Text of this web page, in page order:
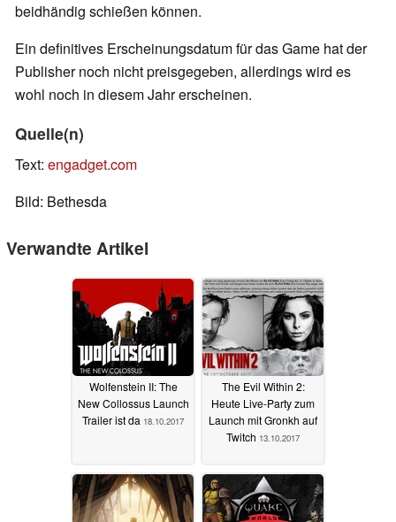
beidhändig schießen können.
Ein definitives Erscheinungsdatum für das Game hat der
Publisher noch nicht preisgegeben, allerdings wird es
wohl noch in diesem Jahr erscheinen.
Quelle(n)
Text: engadget.com
Bild: Bethesda
Verwandte Artikel
Wolfenstein II: The
New Collossus Launch
Trailer ist da 18.10.2017
The Evil Within 2:
Heute Live-Party zum
Launch mit Gronkh auf
Twitch 13.10.2017